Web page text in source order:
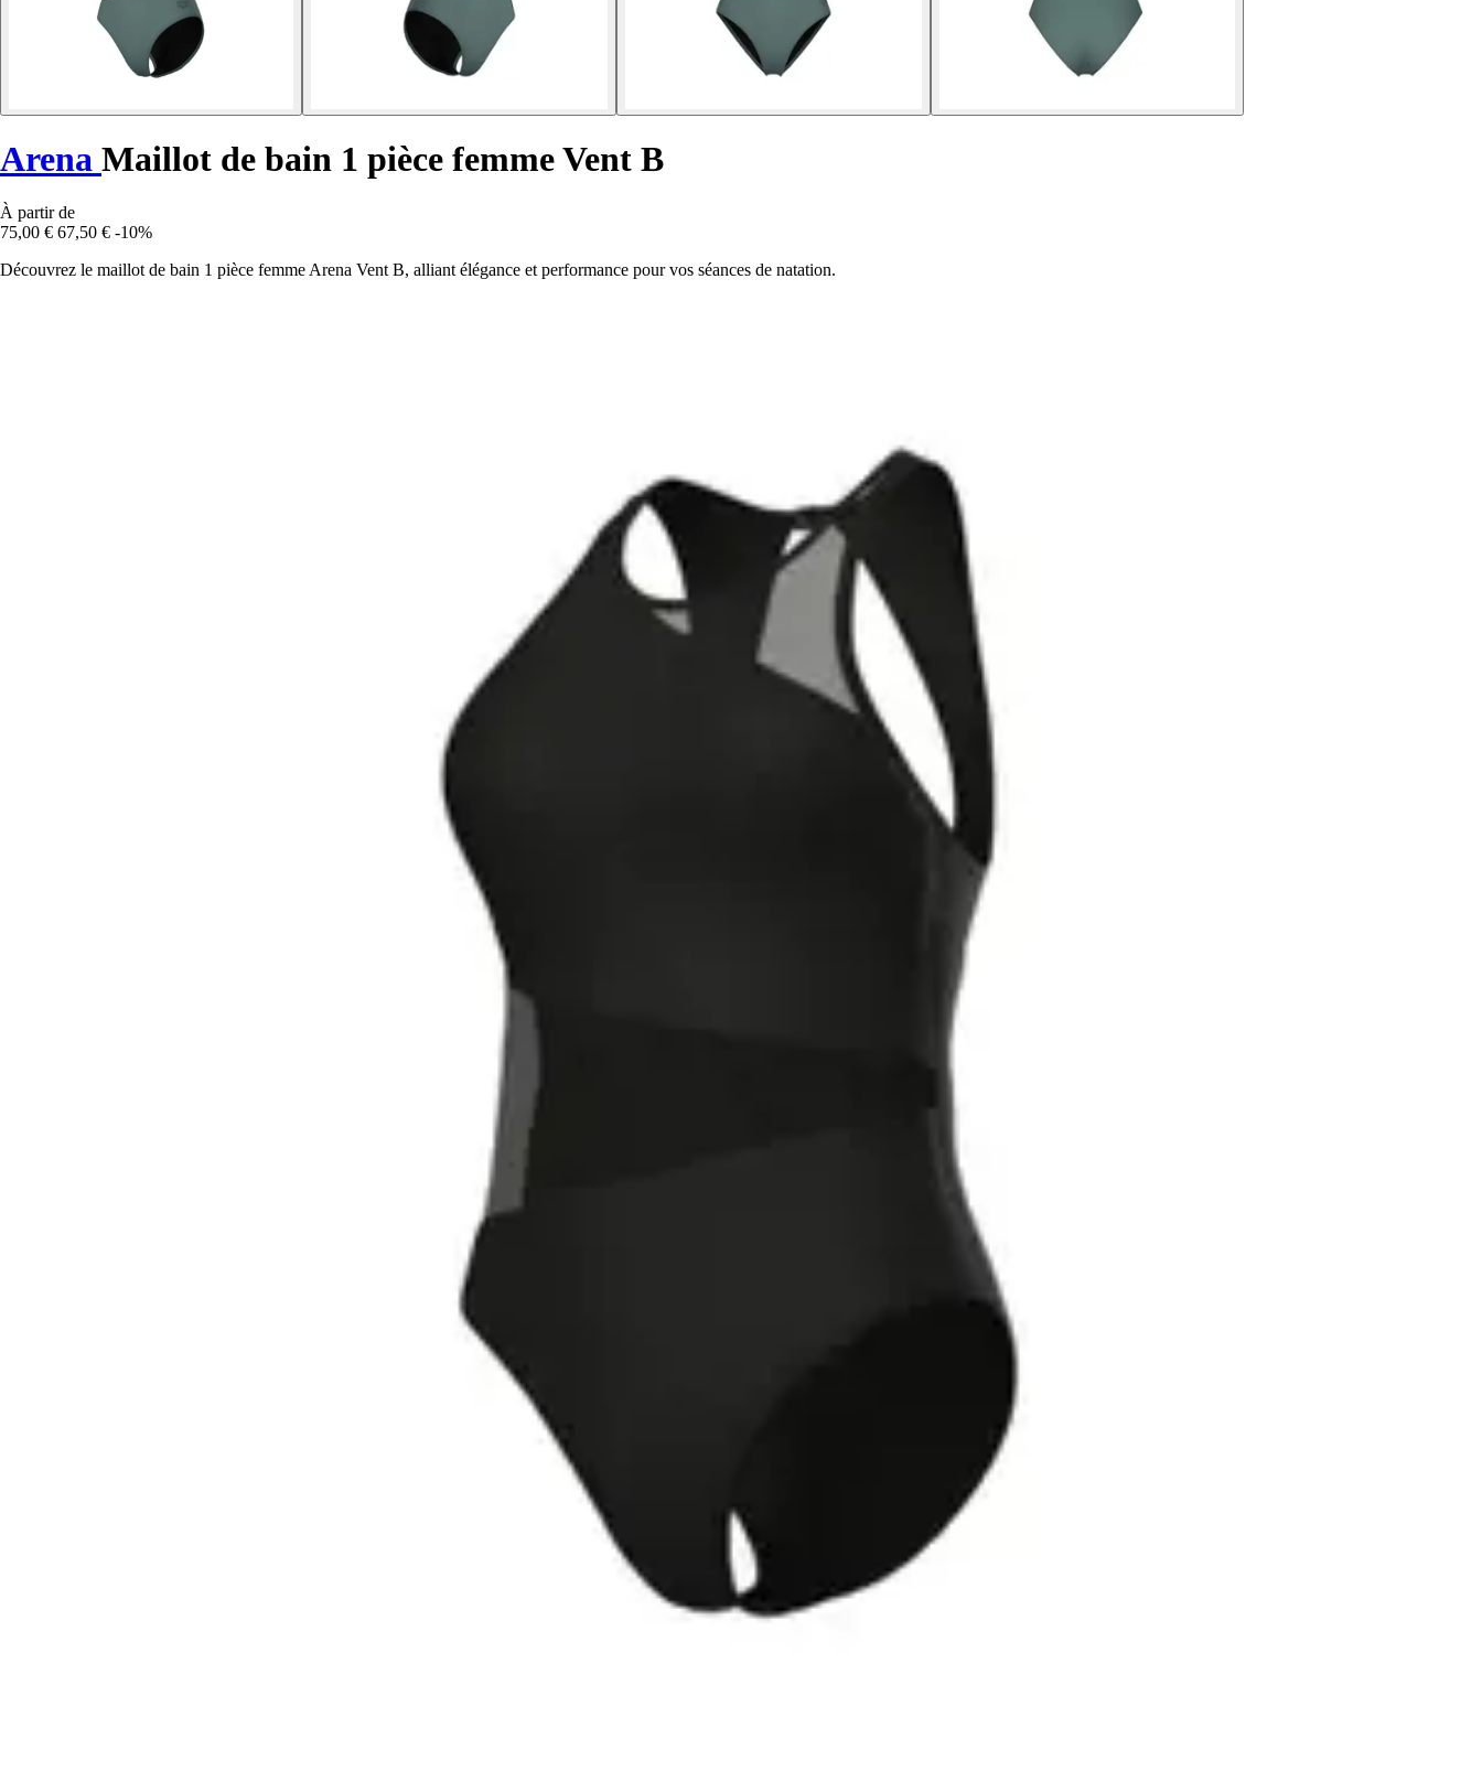
Arena Maillot de bain 1 pièce femme Vent B
À partir de
75,00 € 67,50 € -10%
Découvrez le maillot de bain 1 pièce femme Arena Vent B, alliant élégance et performance pour vos séances de natation.